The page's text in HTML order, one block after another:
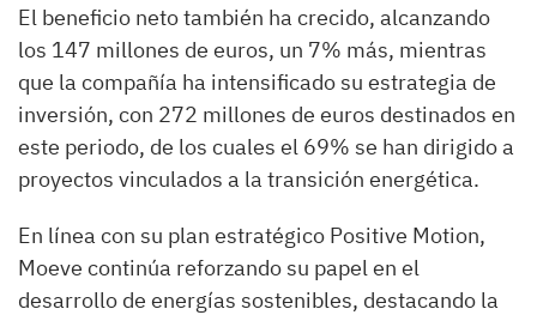
El beneficio neto también ha crecido, alcanzando
los 147 millones de euros, un 7% más, mientras
que la compañía ha intensificado su estrategia de
inversión, con 272 millones de euros destinados en
este periodo, de los cuales el 69% se han dirigido a
proyectos vinculados a la transición energética.
En línea con su plan estratégico Positive Motion,
Moeve continúa reforzando su papel en el
desarrollo de energías sostenibles, destacando la